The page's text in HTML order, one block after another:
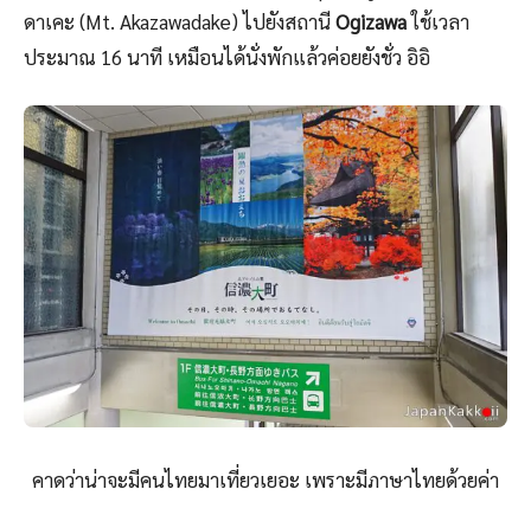
ดาเคะ (Mt. Akazawadake) ไปยังสถานีOgizawaใช้เวลา
ประมาณ 16 นาที เหมือนได้นั่งพักแล้วค่อยยังชั่ว อิอิ
คาดว่าน่าจะมีคนไทยมาเที่ยวเยอะ เพราะมีภาษาไทยด้วยค่า